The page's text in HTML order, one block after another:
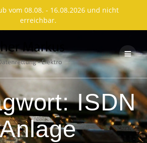
vom 08.08. - 16.08.2026 und nicht
erreichbar.
content
ISDN
Anlage